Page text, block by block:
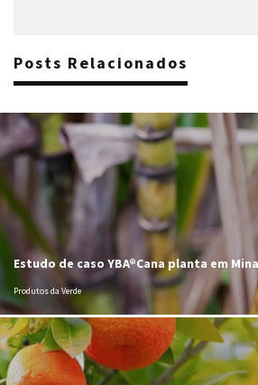
Posts Relacionados
Estudo de caso YBA®Cana planta em
Produtos da Verde